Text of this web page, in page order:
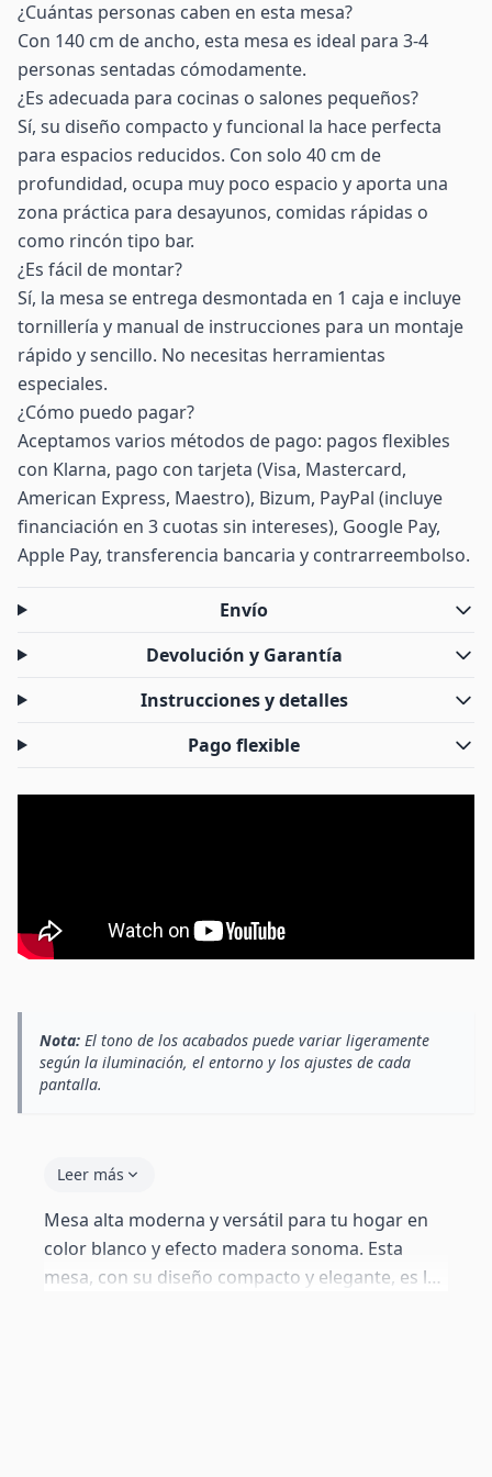
¿Cuántas personas caben en esta mesa?
Con 140 cm de ancho, esta mesa es ideal para 3-4
personas sentadas cómodamente.
¿Es adecuada para cocinas o salones pequeños?
Sí, su diseño compacto y funcional la hace perfecta
para espacios reducidos. Con solo 40 cm de
profundidad, ocupa muy poco espacio y aporta una
zona práctica para desayunos, comidas rápidas o
como rincón tipo bar.
¿Es fácil de montar?
Sí, la mesa se entrega desmontada en 1 caja e incluye
tornillería y manual de instrucciones para un montaje
rápido y sencillo. No necesitas herramientas
especiales.
¿Cómo puedo pagar?
Aceptamos varios métodos de pago: pagos flexibles
con Klarna, pago con tarjeta (Visa, Mastercard,
American Express, Maestro), Bizum, PayPal (incluye
financiación en 3 cuotas sin intereses), Google Pay,
Apple Pay, transferencia bancaria y contrarreembolso.
Envío
Devolución y Garantía
Instrucciones y detalles
Pago flexible
Nota: El tono de los acabados puede variar ligeramente
según la iluminación, el entorno y los ajustes de cada
pantalla.
Leer más
Mesa alta moderna y versátil para tu hogar en
color blanco y efecto madera sonoma. Esta
mesa, con su diseño compacto y elegante, es la